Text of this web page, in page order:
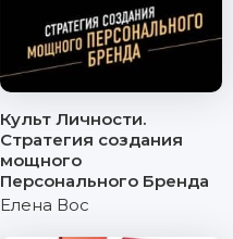
Культ Личности.
Стратегия создания
мощного
Персонального Бренда
Елена Вос